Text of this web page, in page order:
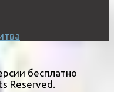
бесплатно
Reserved.